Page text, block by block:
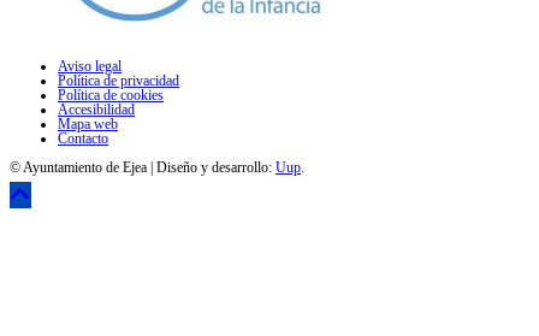
Aviso legal
Política de privacidad
Política de cookies
Accesibilidad
Mapa web
Contacto
© Ayuntamiento de Ejea | Diseño y desarrollo: Uup.